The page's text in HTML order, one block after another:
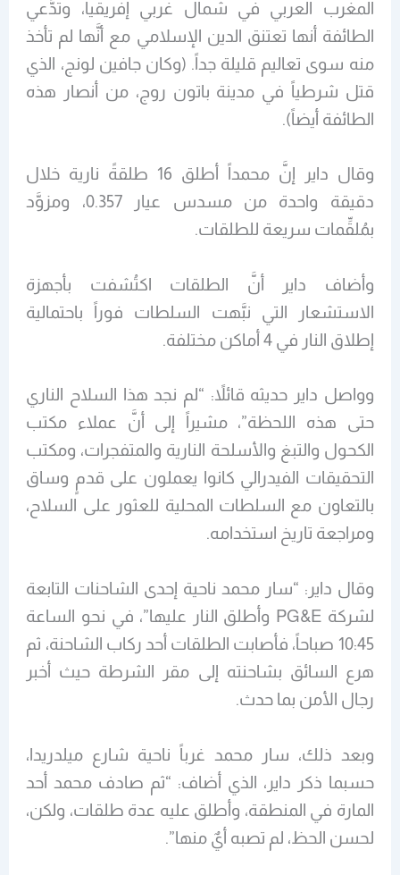
المغرب العربي في شمال غربي إفريقيا، وتدَّعي
الطائفة أنها تعتنق الدين الإسلامي مع أنَّها لم تأخذ
منه سوى تعاليم قليلة جداً. (وكان جافين لونج، الذي
قتل شرطياً في مدينة باتون روج، من أنصار هذه
الطائفة أيضاً).
وقال داير إنَّ محمداً أطلق 16 طلقةً نارية خلال
دقيقة واحدة من مسدس عيار 0.357، ومزوَّد
بمُلقِّمات سريعة للطلقات.
وأضاف داير أنَّ الطلقات اكتُشفت بأجهزة
الاستشعار التي نبَّهت السلطات فوراً باحتمالية
إطلاق النار في 4 أماكن مختلفة.
وواصل داير حديثه قائلاً: “لم نجد هذا السلاح الناري
حتى هذه اللحظة”، مشيراً إلى أنَّ عملاء مكتب
الكحول والتبغ والأسلحة النارية والمتفجرات، ومكتب
التحقيقات الفيدرالي كانوا يعملون على قدمٍ وساق
بالتعاون مع السلطات المحلية للعثور على السلاح،
ومراجعة تاريخ استخدامه.
وقال داير: “سار محمد ناحية إحدى الشاحنات التابعة
لشركة PG&E وأطلق النار عليها”، في نحو الساعة
10:45 صباحاً، فأصابت الطلقات أحد ركاب الشاحنة، ثم
هرع السائق بشاحنته إلى مقر الشرطة حيث أخبر
رجال الأمن بما حدث.
وبعد ذلك، سار محمد غرباً ناحية شارع ميلدريدا،
حسبما ذكر داير، الذي أضاف: “ثم صادف محمد أحد
المارة في المنطقة، وأطلق عليه عدة طلقات، ولكن،
لحسن الحظ، لم تصبه أيٌ منها”.